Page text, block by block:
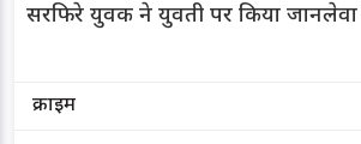
सरफिरे युवक ने युवती पर किया
क्राइम